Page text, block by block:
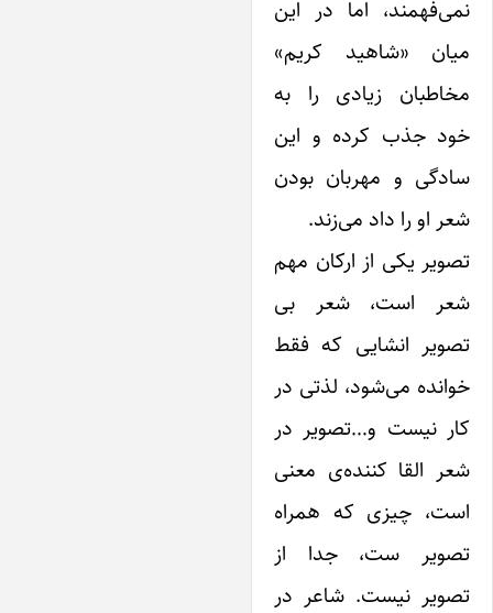
اما در این
«شاهید کریم»
زیادی را به
جذب کرده و این
و مهربان بودن
او را داد می‌زند.
‌یکی از ارکان مهم
است، شعر بی
انشایی که فقط
می‌شود، لذتی در
نیست و…تصویر در
القا کننده‌ی معنی
چیزی که همراه
ست، جدا از
نیست. شاعر در